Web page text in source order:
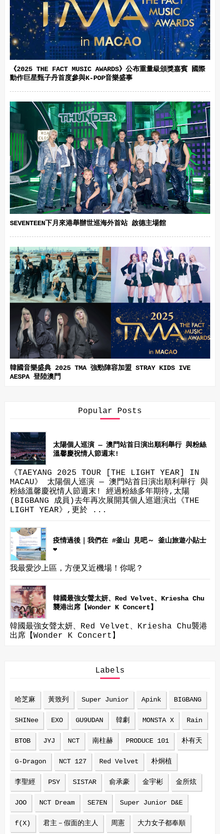
《2025 THE FACT MUSIC AWARDS》公布重量級頒獎嘉賓 國際
動作巨星甄子丹首度參與K-POP音樂盛事
SEVENTEEN下月來港舉辦世巡海外首站 啟德主場館
韓國音樂盛典 2025 TMA 強勁陣容加盟 STRAY KIDS IVE
AESPA 登陸澳門
Popular Posts
太陽個人巡演 — 澳門站首日演出順利舉行 與粉絲
溫馨慶祝情人節週末!
《TAEYANG 2025 TOUR [THE LIGHT YEAR] IN
MACAU》 太陽個人巡演 — 澳門站首日演出順利舉行 與
粉絲溫馨慶祝情人節週末! 經過粉絲多年期待,太陽
(BIGBANG 成員)去年再次展開其個人巡迴演出《THE
LIGHT YEAR》,更於 ...
疫情過後｜我們在 #釜山 見吧～ 釜山旅遊小貼士
❤
我最愛沙上區，方便又近機場！你呢？
韓國最強女聲太妍、Red Velvet、Kriesha Chu
襲港出席【Wonder K Concert】
韓國最強女聲太妍、Red Velvet、Kriesha Chu襲港
出席【Wonder K Concert】
Labels
哈芝麻 黃致列 Super Junior Apink BIGBANG
SHINee EXO GU9UDAN 韓劇 MONSTA X Rain
BTOB JYJ NCT 南柱赫 PRODUCE 101 朴有天
G-Dragon NCT 127 Red Velvet 朴炯植
李聖經 PSY SISTAR 俞承豪 金宇彬 金所炫
JOO NCT Dream SE7EN Super Junior D&E
f(X) 君主－假面的主人 周憲 大力女子都奉順